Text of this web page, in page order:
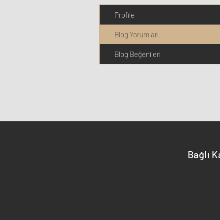
Profile
Blog Yorumları
Blog Beğenileri
Bağlı